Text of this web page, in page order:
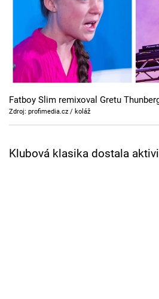
Cool Esport
Pořady
Přihlášení
Fatboy Slim remixoval Gretu
Zdroj: profimedia.cz / koláž
Klubová klasika dostala